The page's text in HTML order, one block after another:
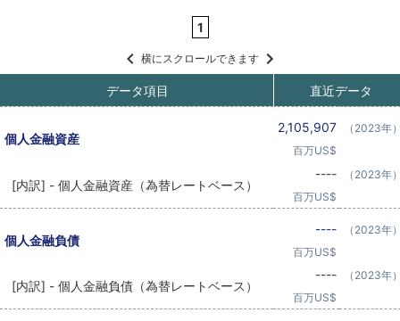
1
横にスクロールできます
データ項目 直近データ
個人金融資産
2,105,907
百万US$
（2023年
[内訳] - 個人金融資産（為替レートベース）
----
百万US$
（2023年
個人金融負債
----
百万US$
（2023年
[内訳] - 個人金融負債（為替レートベース）
----
百万US$
（2023年